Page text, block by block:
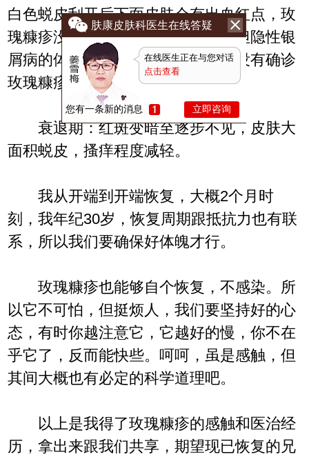
白色蜕皮刮开后下面皮肤会有出血红点，玫
瑰糠疹没有，所以我们不要惊惧。但隐性银
屑病的体现有时也很象玫瑰糠疹，没有确诊
玫瑰糠疹的兄弟要再去医院查看。
衰退期：红斑变暗至逐步不见，皮肤大
面积蜕皮，搔痒程度减轻。
我从开端到开端恢复，大概2个月时
刻，我年纪30岁，恢复周期跟抵抗力也有联
系，所以我们要确保好体魄才行。
玫瑰糠疹也能够自个恢复，不感染。所
以它不可怕，但挺烦人，我们要坚持好的心
态，有时你越注意它，它越好的慢，你不在
乎它了，反而能快些。呵呵，虽是感触，但
其间大概也有必定的科学道理吧。
以上是我得了玫瑰糠疹的感触和医治经
历，拿出来跟我们共享，期望现已恢复的兄
肤康皮肤科医生在线答疑
在线医生正在与您对话
点击查看
您有一条新的消息 立即咨询